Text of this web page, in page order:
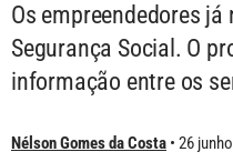
Os empreendedores
Segurança Social. O
informação entre os
Nélson Gomes da Costa 26